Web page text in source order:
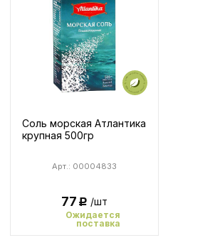
Соль морская Атлантика
крупная 500гр
Арт.: 00004833
77Р /шт
Ожидается
поставка